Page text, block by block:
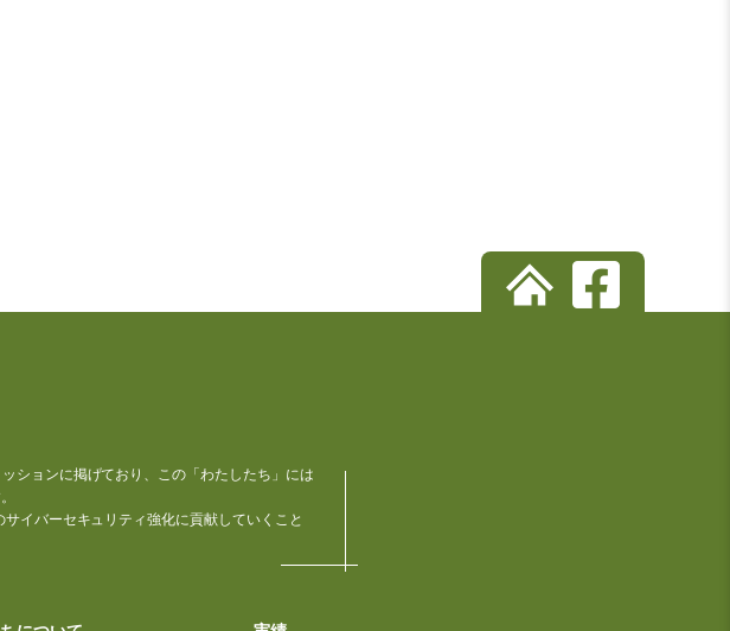
ションに掲げており、この「わたしたち」には
イバーセキュリティ強化に貢献していくこと